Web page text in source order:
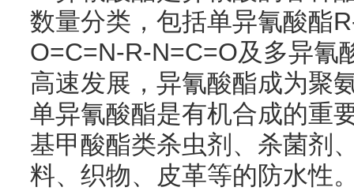
数量分类，包括单异氰酸酯
O=C=N-R-N=C=O及多异氰
高速发展，异氰酸酯成为聚
单异氰酸酯是有机合成的重
基甲酸酯类杀虫剂、杀菌剂
料、织物、皮革等的防水性